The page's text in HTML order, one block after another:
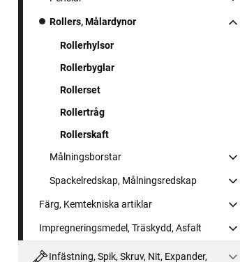
Rollers, Målardynor
Rollerhylsor
Rollerbyglar
Rollerset
Rollertråg
Rollerskaft
Målningsborstar
Spackelredskap, Målningsredskap
Färg, Kemtekniska artiklar
Impregneringsmedel, Träskydd, Asfalt
Infästning, Spik, Skruv, Nit, Expander,